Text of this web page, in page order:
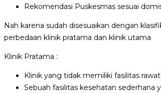
Rekomendasi Puskesmas sesuai
Nah karena sudah disesuaikan dengan
perbedaan klinik pratama dan klinik utama
Klinik Pratama :
Klinik yang tidak memiliki fasilitas
Sebuah fasilitas kesehatan